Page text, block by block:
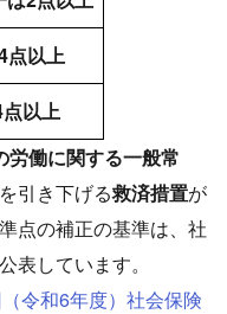
点以上
以上
労働に関する一般常
引き下げる救済措置が
点の補正の基準は、社
表しています。
令和6年度）社会保険